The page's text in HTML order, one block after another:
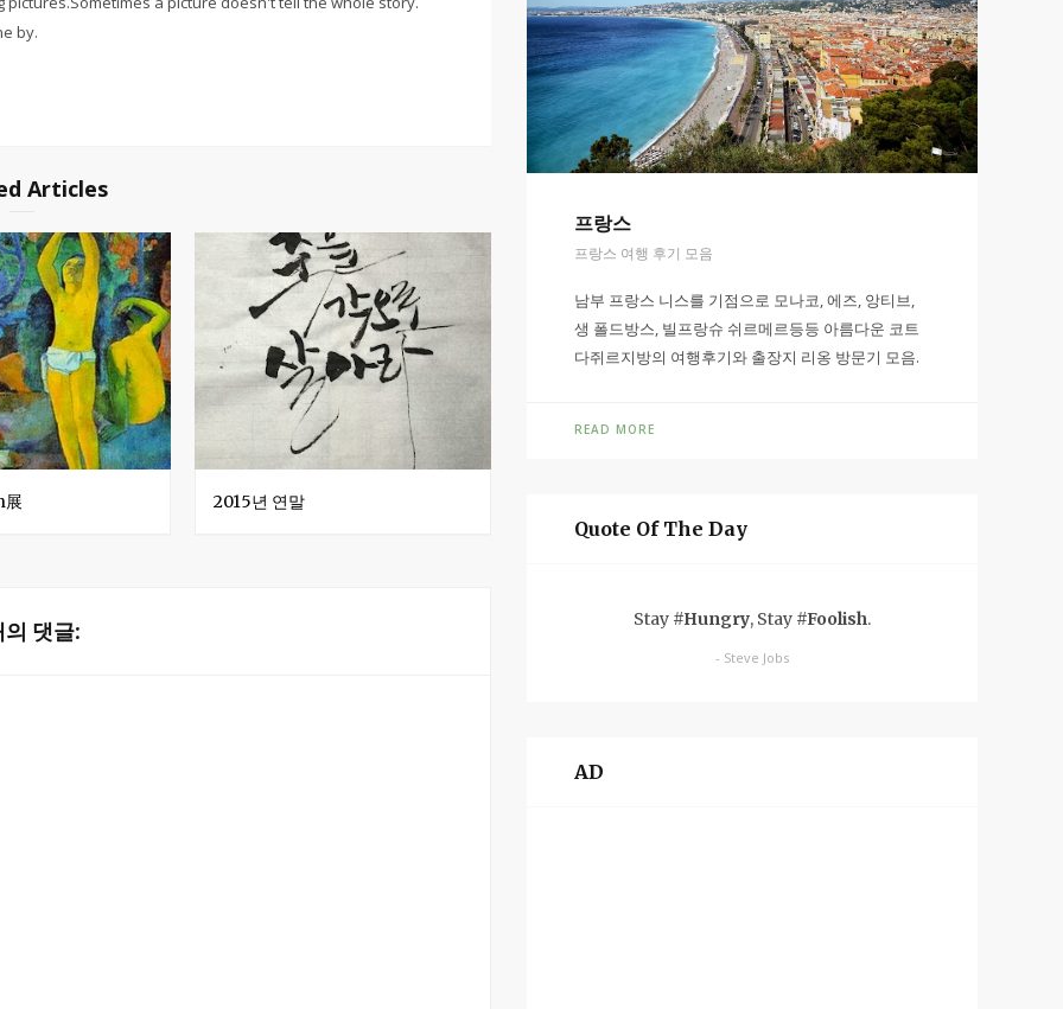
by.
Articles
2015년 연말
댓글:
프랑스
프랑스 여행 후기 모음
남부 프랑스 니스를 기점으로 모나코, 에즈, 앙티브,
생 폴드방스, 빌프랑슈 쉬르메르등등 아름다운 코트
다쥐르지방의 여행후기와 출장지 리옹 방문기 모음.
READ MORE
Quote Of The Day
Stay #Hungry, Stay #Foolish.
- Steve Jobs
AD